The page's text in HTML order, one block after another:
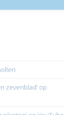
zevenblad’ op